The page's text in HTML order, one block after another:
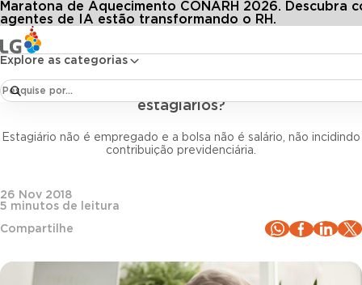
Explore as categorias
Maratona de Aquecimento CONARH 2026. Descubra
agentes de IA estão transformando o RH.
Conteúdos Blog LG Todos os artigos
O que a legislação diz sobre contratação de estagiários?
Legislação trabalhista
O que a legislação diz sobre contratação de
estagiários?
Estagiário não é empregado e a bolsa não é salário, não incidindo
contribuição previdenciária.
26 Nov 2018
5 minutos de leitura
Compartilhe